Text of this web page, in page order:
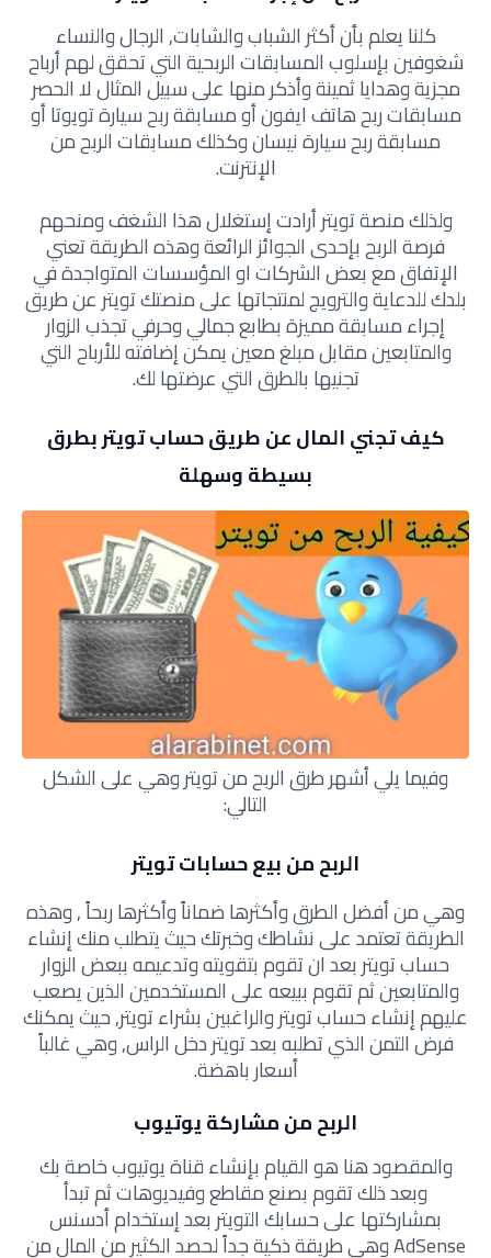
كلنا يعلم بأن أكثر الشباب والشابات, الرجال والنساء
شغوفين بإسلوب المسابقات الربحية التي تحقق لهم أرباح
مجزية وهدايا ثمينة وأذكر منها على سبيل المثال لا الحصر
مسابقات ربح هاتف ايفون أو مسابقة ربح سيارة تويوتا أو
مسابقة ربح سيارة نيسان وكذلك مسابقات الربح من
الإنترنت.
ولذلك منصة تويتر أرادت إستغلال هذا الشغف ومنحهم
فرصة الربح بإحدى الجوائز الرائعة وهذه الطريقة تعني
الإتفاق مع بعض الشركات او المؤسسات المتواجدة في
بلدك للدعاية والترويج لمنتجاتها على منصتك تويتر عن طريق
إجراء مسابقة مميزة بطابع جمالي وحرفي تجذب الزوار
والمتابعين مقابل مبلغ معين يمكن إضافته للأرباح التي
تجنيها بالطرق التي عرضتها لك.
كيف تجني المال عن طريق حساب تويتر بطرق
بسيطة وسهلة
وفيما يلي أشهر طرق الربح من تويتر وهي على الشكل
التالي:
الربح من بيع حسابات تويتر
وهي من أفضل الطرق وأكثرها ضماناً وأكثرها ربحاً , وهذه
الطريقة تعتمد على نشاطك وخبرتك حيث يتطلب منك إنشاء
حساب تويتر بعد ان تقوم بتقويته وتدعيمه ببعض الزوار
والمتابعين ثم تقوم ببيعه على المستخدمين الذين يصعب
عليهم إنشاء حساب تويتر والراغبين بشراء تويتر, حيث يمكنك
فرض التمن الذي تطلبه بعد تويتر دخل الراس, وهي غالباً
أسعار باهضة.
الربح من مشاركة يوتيوب
والمقصود هنا هو القيام بإنشاء قناة يوتيوب خاصة بك
وبعد ذلك تقوم بصنع مقاطع وفيديوهات ثم تبدأ
بمشاركتها على حسابك التويتر بعد إستخدام أدسنس
AdSense وهي طريقة ذكية جداً لحصد الكثير من المال من